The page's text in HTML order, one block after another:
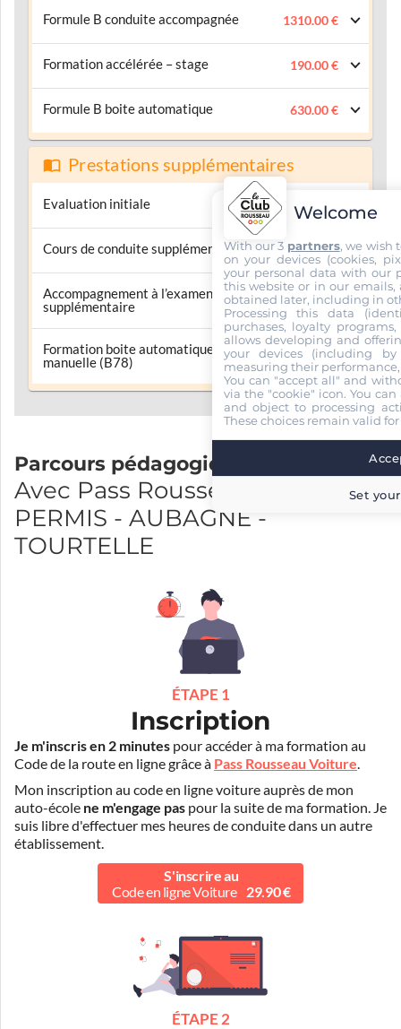
Formule B conduite accompagnée 1310.00 €
Formation accélérée – stage 190.00 €
Formule B boite automatique 630.00 €
Prestations supplémentaires
Evaluation initiale 30.00 €
Cours de conduite supplémentaire 130.00 €
Accompagnement à l’examen
supplémentaire
100.00 €
Formation boite automatique vers boite
manuelle (B78)
500.00 €
Parcours pédagogique
Avec Pass Rousseau et FAMILY
PERMIS - AUBAGNE -
TOURTELLE
ÉTAPE 1
Inscription
Je m'inscris en 2 minutes pour accéder à ma formation au
Code de la route en ligne grâce à Pass Rousseau Voiture.
Mon inscription au code en ligne voiture auprès de mon
auto-école ne m'engage pas pour la suite de ma formation. Je
suis libre d'effectuer mes heures de conduite dans un autre
établissement.
S'inscrire au
Code en ligne Voiture
29.90 €
ÉTAPE 2
Welcome
With our 3 partners, we wish
on your devices (cookies,
your personal data with our
this website or in our emails,
obtained later, including in
Processing this data
purchases, loyalty
allows developing and
your devices (including
measuring their
You can "accept all" and
via the "cookie" icon. You
and object to processing
These choices remain valid
Set